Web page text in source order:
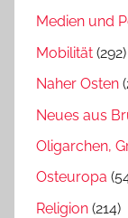
Medien und
Mobilität (292)
Naher Osten
Neues aus
Oligarchen,
Osteuropa
Religion (214)